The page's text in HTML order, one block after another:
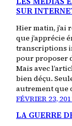
SUR
Hier matin, j’ai
que j’apprécie
transcriptions
pour proposer
Mais avec
bien déçu.
autrement que
FÉVRIER 23,
LA GUERRE